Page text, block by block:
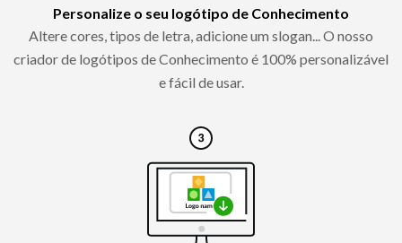
Personalize o seu logótipo de Conhecimento
Altere cores, tipos de letra, adicione um slogan... O nosso
criador de logótipos de Conhecimento é 100% personalizável
e fácil de usar.